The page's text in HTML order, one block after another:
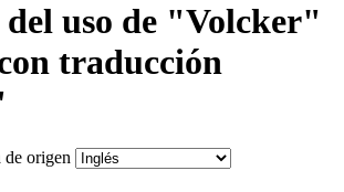
uso de "Volcker"
traducción
de origen